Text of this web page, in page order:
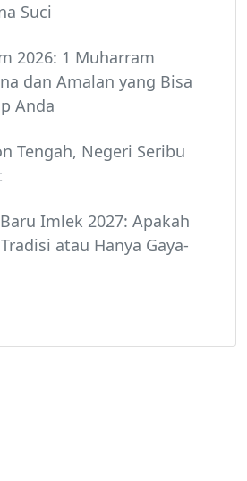
Suci
2026: 1 Muharram
dan Amalan yang Bisa
Anda
Tengah, Negeri Seribu
Imlek 2027: Apakah
atau Hanya Gaya-